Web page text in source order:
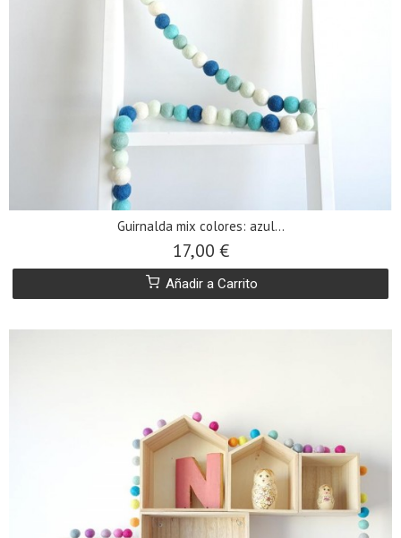
Guirnalda mix colores: azul...
17,00 €
Añadir a Carrito